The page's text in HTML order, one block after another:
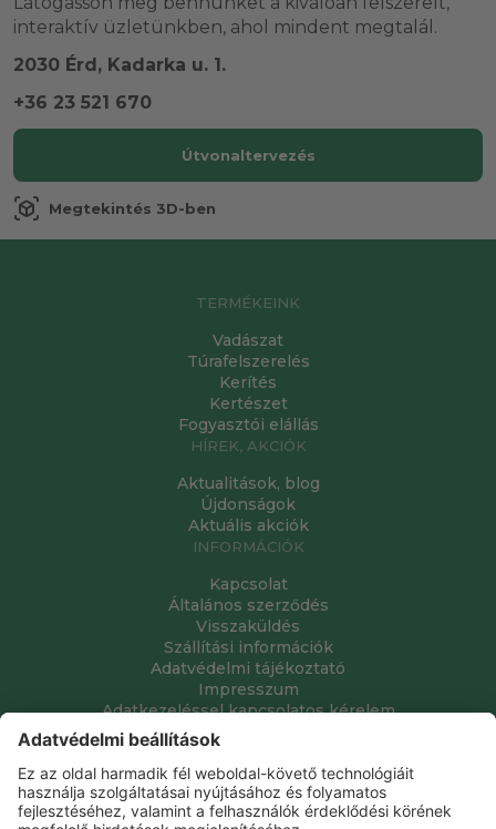
interaktív üzletünkben, ahol mindent megtalál.
2030 Érd, Kadarka u. 1.
+36 23 521 670
Útvonaltervezés
view_in_ar Megtekintés 3D-ben
TERMÉKEINK
Vadászat
Túrafelszerelés
Kerítés
Kertészet
Fogyasztói elállás
HÍREK, AKCIÓK
Aktualitások, blog
Újdonságok
Aktuális akciók
INFORMÁCIÓK
Kapcsolat
Általános szerződés
Visszaküldés
Szállítási információk
Adatvédelmi tájékoztató
Impresszum
Adatkezeléssel kapcsolatos kérelem